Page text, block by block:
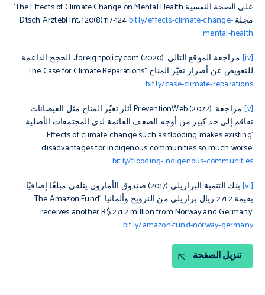
على الصحة النفسية The Effects of Climate Change on Mental Health’
مجلة Dtsch Arztebl Int, 120(8):117-124bit.ly/effects-climate-change-
mental-health
[iv]
مراجعة الموقع التالي: foreignpolicy.com (2020)، الحجج الداعمة
للتعويض عن أضرار تغيّر المناخ ‘The Case for Climate Reparations’
bit.ly/case-climate-reparations
[v]
مراجعة: PreventionWeb (2022) آثار تغيّر المناخ مثل الفيضانات
تفاقم إلى حد كبير من أوجه الضعف القائمة لدى المجتمعات الأصلية
‘Effects of climate change such as flooding makes existing
disadvantages for Indigenous communities so much worse’
bit.ly/flooding-indigenous-communities
[vi]
بنك التنمية البرازيلي (2017) صندوق الأمازون يتلقى مبلغًا إضافيًا
بقيمة 271.2 ريال برازيلي من النرويج وألمانيا ‘The Amazon Fund
receives another R$ 271.2 million from Norway and Germany’
bit.ly/amazon-fund-norway-germany
تنزيل الصفحة